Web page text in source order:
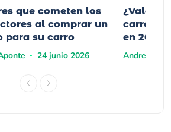
que cometen los
al comprar un
para su carro
24 junio 2026
¿Vale la
carro
en 2026?
Andres